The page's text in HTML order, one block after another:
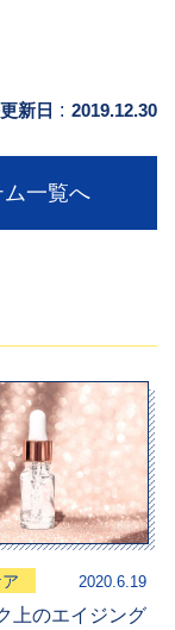
新日 : 2019.12.30
一覧へ
2020.6.19
上のエイジング